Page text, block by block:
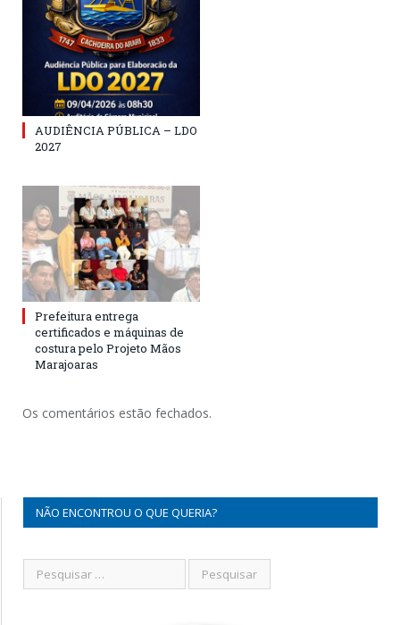
AUDIÊNCIA PÚBLICA – LDO
2027
Prefeitura entrega
certificados e máquinas de
costura pelo Projeto Mãos
Marajoaras
Os comentários estão fechados.
NÃO ENCONTROU O QUE QUERIA?